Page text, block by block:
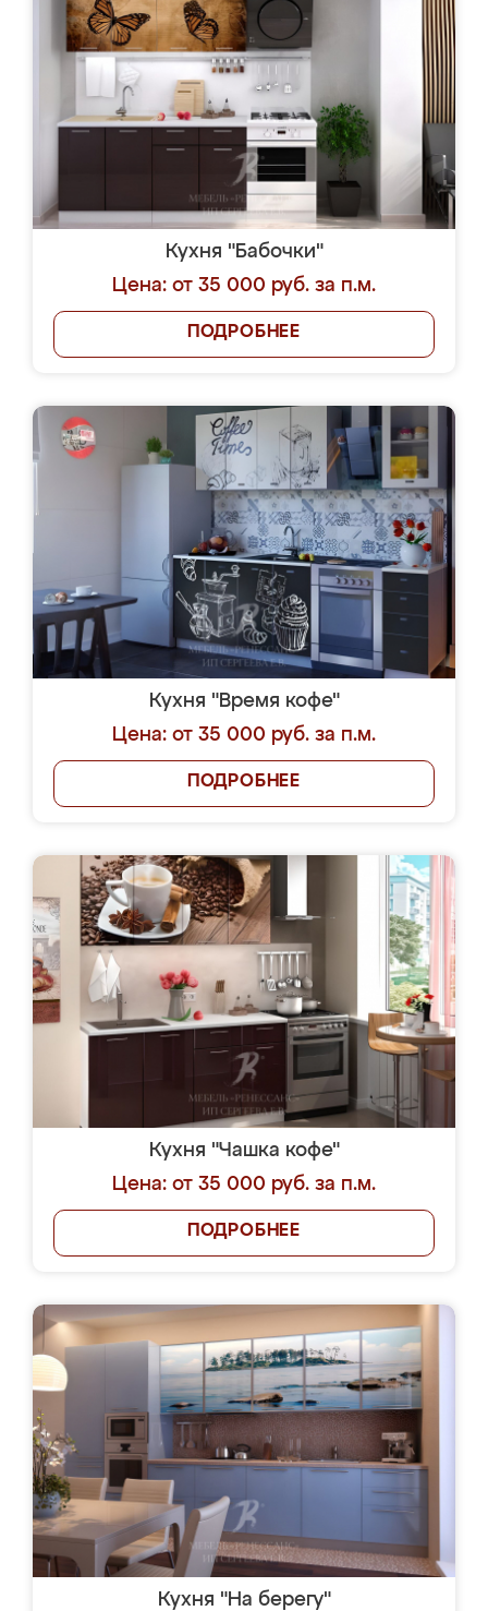
Кухня "Бабочки"
Цена: от 35 000 руб. за п.м.
ПОДРОБНЕЕ
Кухня "Время кофе"
Цена: от 35 000 руб. за п.м.
ПОДРОБНЕЕ
Кухня "Чашка кофе"
Цена: от 35 000 руб. за п.м.
ПОДРОБНЕЕ
Кухня "На берегу"